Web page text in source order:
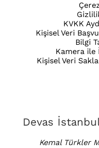
KVKK
Kişisel Veri
Bilgi
Kamera ile
Kişisel Veri
Devas
Kemal Türkler